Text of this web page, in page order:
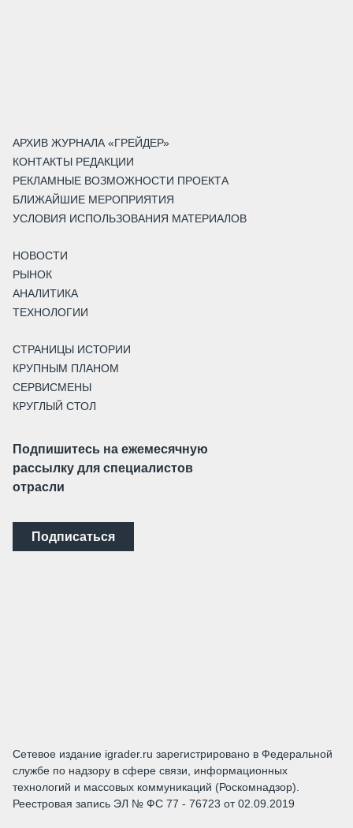
АРХИВ ЖУРНАЛА «ГРЕЙДЕР»
КОНТАКТЫ РЕДАКЦИИ
РЕКЛАМНЫЕ ВОЗМОЖНОСТИ ПРОЕКТА
БЛИЖАЙШИЕ МЕРОПРИЯТИЯ
УСЛОВИЯ ИСПОЛЬЗОВАНИЯ МАТЕРИАЛОВ
НОВОСТИ
РЫНОК
АНАЛИТИКА
ТЕХНОЛОГИИ
СТРАНИЦЫ ИСТОРИИ
КРУПНЫМ ПЛАНОМ
СЕРВИСМЕНЫ
КРУГЛЫЙ СТОЛ
Подпишитесь на ежемесячную
рассылку для специалистов
отрасли
Подписаться
Сетевое издание igrader.ru зарегистрировано в Федеральной
службе по надзору в сфере связи, информационных
технологий и массовых коммуникаций (Роскомнадзор).
Реестровая запись ЭЛ № ФС 77 - 76723 от 02.09.2019